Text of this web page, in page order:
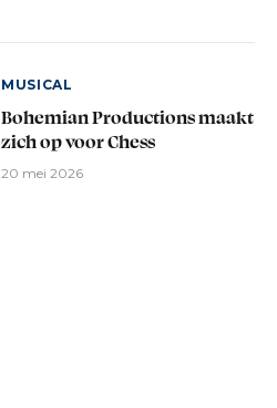
MUSICAL
Bohemian Productions maakt
zich op voor Chess
20 mei 2026